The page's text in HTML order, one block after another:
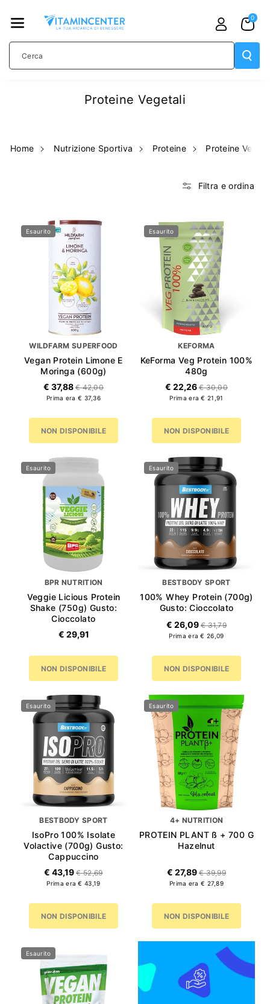
AI CONTE
Cerca
0
Proteine Vegetali
Home Nutrizione Sportiva Proteine Proteine
Filtra e ordina
Esaurito
WILDFARM SUPERFOOD
Vegan Protein Limone E
Moringa (600g)
€ 37,88 € 42,00
Prima era € 37,36
NON DISPONIBILE
Esaurito
KEFORMA
KeForma Veg Protein 100%
480g
€ 22,26 € 30,00
Prima era € 21,91
NON DISPONIBILE
Esaurito
BPR NUTRITION
Veggie Licious Protein
Shake (750g) Gusto:
Cioccolato
€ 29,91
NON DISPONIBILE
Esaurito
BESTBODY SPORT
100% Whey Protein (700g)
Gusto: Cioccolato
€ 26,09 € 31,79
Prima era € 26,09
NON DISPONIBILE
Esaurito
BESTBODY SPORT
IsoPro 100% Isolate
Volactive (700g) Gusto:
Cappuccino
€ 43,19€ 52,69
Prima era € 43,19
NON DISPONIBILE
Esaurito
4+ NUTRITION
PROTEIN PLANT SS + 700 G
Hazelnut
€ 27,89 € 39,99
Prima era € 27,89
NON DISPONIBILE
Esaurito